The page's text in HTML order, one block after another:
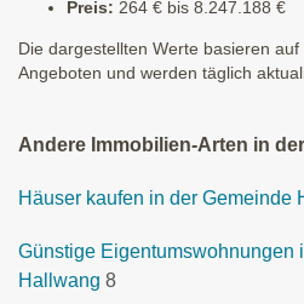
Preis: 264 € bis 8.247.188 €
Die dargestellten Werte basieren
Angeboten und werden täglich
Andere Immobilien-Arten in
Häuser kaufen in der Gemeinde
Günstige Eigentumswohnungen
Hallwang 8